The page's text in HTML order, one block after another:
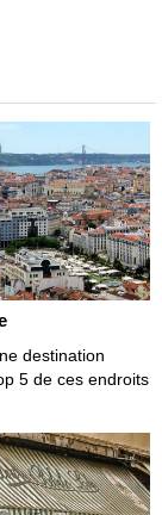
destination
5 de ces endroits